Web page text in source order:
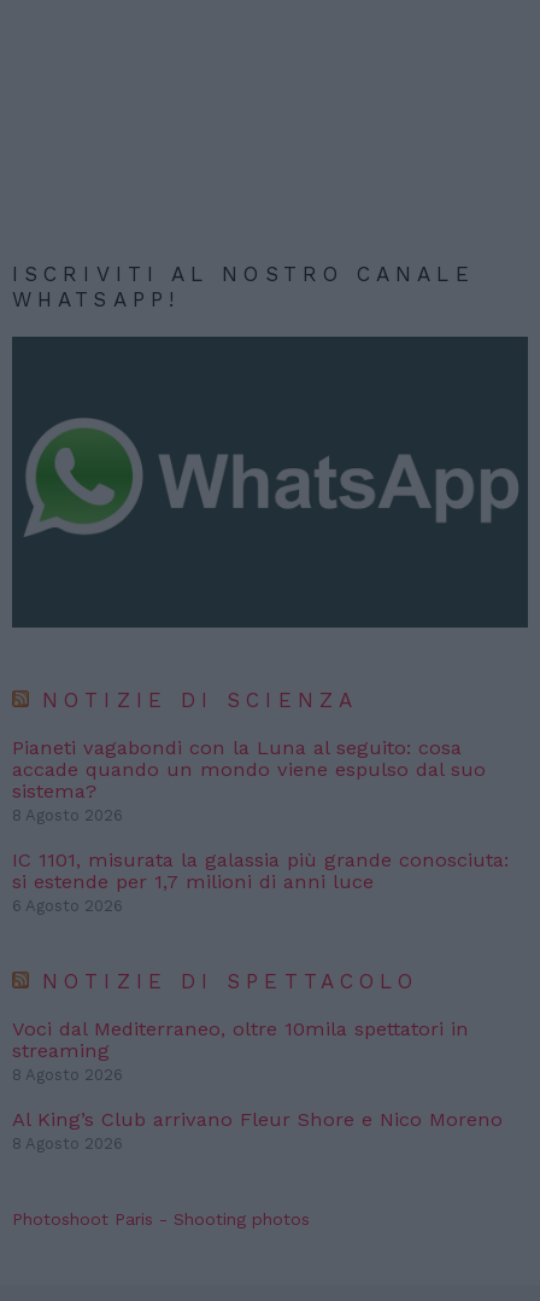
ISCRIVITI AL NOSTRO CANALE
WHATSAPP!
NOTIZIE DI SCIENZA
Pianeti vagabondi con la Luna al seguito: cosa
accade quando un mondo viene espulso dal suo
sistema?
8 Agosto 2026
IC 1101, misurata la galassia più grande conosciuta:
si estende per 1,7 milioni di anni luce
6 Agosto 2026
NOTIZIE DI SPETTACOLO
Voci dal Mediterraneo, oltre 10mila spettatori in
streaming
8 Agosto 2026
Al King’s Club arrivano Fleur Shore e Nico Moreno
8 Agosto 2026
Photoshoot Paris - Shooting photos